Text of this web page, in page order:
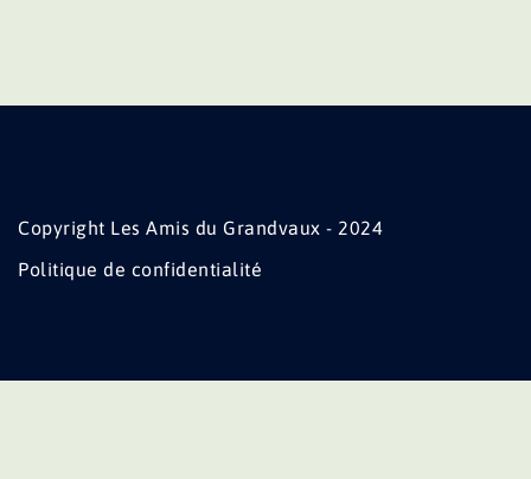
Copyright Les Amis du Grandvaux - 2024
Politique de confidentialité